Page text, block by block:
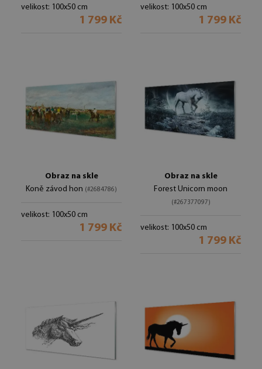
velikost: 100x50 cm
1 799 Kč
velikost: 100x50 cm
1 799 Kč
Obraz na skle
Koně závod hon (#2684786)
velikost: 100x50 cm
1 799 Kč
Obraz na skle
Forest Unicorn moon
(#267377097)
velikost: 100x50 cm
1 799 Kč